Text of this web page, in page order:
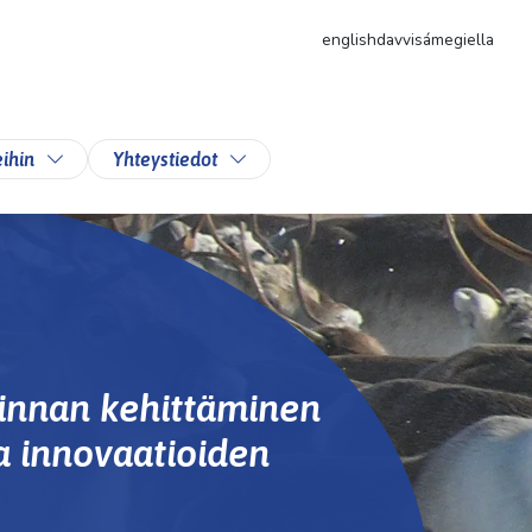
englishdavvisámegiella
Vaihda alasvetovalikkoa
Yhteystiedot Vaihda alasvetovalikkoa
kehittäminen
innovaatioiden